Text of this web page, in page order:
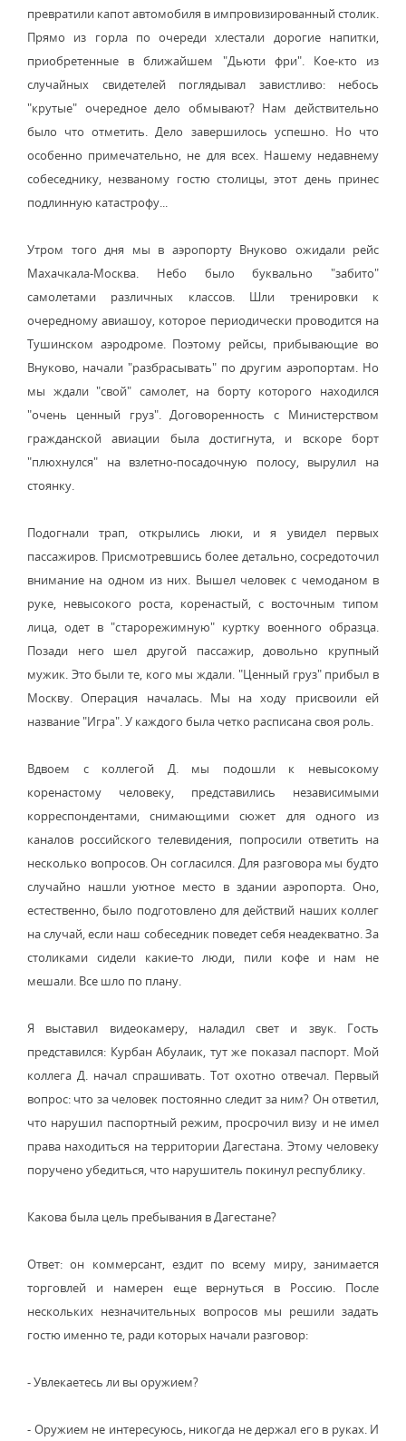
превратили капот автомобиля в импровизированный столик.
Прямо из горла по очереди хлестали дорогие напитки,
приобретенные в ближайшем "Дьюти фри". Кое-кто из
случайных свидетелей поглядывал завистливо: небось
"крутые" очередное дело обмывают? Нам действительно
было что отметить. Дело завершилось успешно. Но что
особенно примечательно, не для всех. Нашему недавнему
собеседнику, незваному гостю столицы, этот день принес
подлинную катастрофу...
Утром того дня мы в аэропорту Внуково ожидали рейс
Махачкала-Москва. Небо было буквально "забито"
самолетами различных классов. Шли тренировки к
очередному авиашоу, которое периодически проводится на
Тушинском аэродроме. Поэтому рейсы, прибывающие во
Внуково, начали "разбрасывать" по другим аэропортам. Но
мы ждали "свой" самолет, на борту которого находился
"очень ценный груз". Договоренность с Министерством
гражданской авиации была достигнута, и вскоре борт
"плюхнулся" на взлетно-посадочную полосу, вырулил на
стоянку.
Подогнали трап, открылись люки, и я увидел первых
пассажиров. Присмотревшись более детально, сосредоточил
внимание на одном из них. Вышел человек с чемоданом в
руке, невысокого роста, коренастый, с восточным типом
лица, одет в "старорежимную" куртку военного образца.
Позади него шел другой пассажир, довольно крупный
мужик. Это были те, кого мы ждали. "Ценный груз" прибыл в
Москву. Операция началась. Мы на ходу присвоили ей
название "Игра". У каждого была четко расписана своя роль.
Вдвоем с коллегой Д. мы подошли к невысокому
коренастому человеку, представились независимыми
корреспондентами, снимающими сюжет для одного из
каналов российского телевидения, попросили ответить на
несколько вопросов. Он согласился. Для разговора мы будто
случайно нашли уютное место в здании аэропорта. Оно,
естественно, было подготовлено для действий наших коллег
на случай, если наш собеседник поведет себя неадекватно. За
столиками сидели какие-то люди, пили кофе и нам не
мешали. Все шло по плану.
Я выставил видеокамеру, наладил свет и звук. Гость
представился: Курбан Абулаик, тут же показал паспорт. Мой
коллега Д. начал спрашивать. Тот охотно отвечал. Первый
вопрос: что за человек постоянно следит за ним? Он ответил,
что нарушил паспортный режим, просрочил визу и не имел
права находиться на территории Дагестана. Этому человеку
поручено убедиться, что нарушитель покинул республику.
Какова была цель пребывания в Дагестане?
Ответ: он коммерсант, ездит по всему миру, занимается
торговлей и намерен еще вернуться в Россию. После
нескольких незначительных вопросов мы решили задать
гостю именно те, ради которых начали разговор:
- Увлекаетесь ли вы оружием?
- Оружием не интересуюсь, никогда не держал его в руках. И